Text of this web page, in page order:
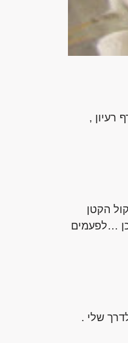
רעיון ,
הקטן
…לפעמים
שלי .